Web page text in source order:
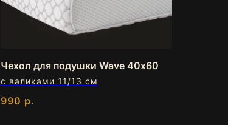
Чехол для подушки Wave 40х60
с валиками 11/13 см
990 р.